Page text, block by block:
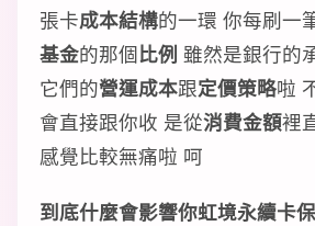
張卡成本結構的一環 你每刷一
基金的那個比例 雖然是銀行的
它們的營運成本跟定價策略啦
會直接跟你收 是從消費金額裡
感覺比較無痛啦 呵
到底什麼會影響你虹境永續卡